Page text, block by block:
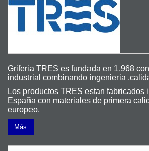
Griferia TRES es fundada en 1.968
industrial combinando ingenieria
Los productos TRES estan fabricados
España con materiales de primera
europeo.
Más